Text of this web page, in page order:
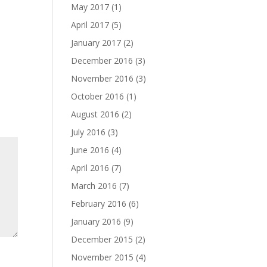
May 2017 (1)
April 2017 (5)
January 2017 (2)
December 2016 (3)
November 2016 (3)
October 2016 (1)
August 2016 (2)
July 2016 (3)
June 2016 (4)
April 2016 (7)
March 2016 (7)
February 2016 (6)
January 2016 (9)
December 2015 (2)
November 2015 (4)